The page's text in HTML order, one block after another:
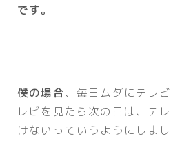
です。
僕の場合、毎日ムダにテレ
レビを見たら次の日は、テ
けないっていうようにしまし